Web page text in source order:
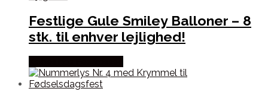
Festlige Gule Smiley Balloner – 8
stk. til enhver lejlighed!